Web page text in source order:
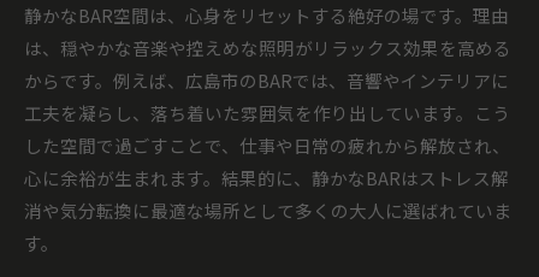
静かなBAR空間は、心身をリセットする絶好の場です。理由
は、穏やかな音楽や控えめな照明がリラックス効果を高める
からです。例えば、広島市のBARでは、音響やインテリアに
工夫を凝らし、落ち着いた雰囲気を作り出しています。こう
した空間で過ごすことで、仕事や日常の疲れから解放され、
心に余裕が生まれます。結果的に、静かなBARはストレス解
消や気分転換に最適な場所として多くの大人に選ばれていま
す。